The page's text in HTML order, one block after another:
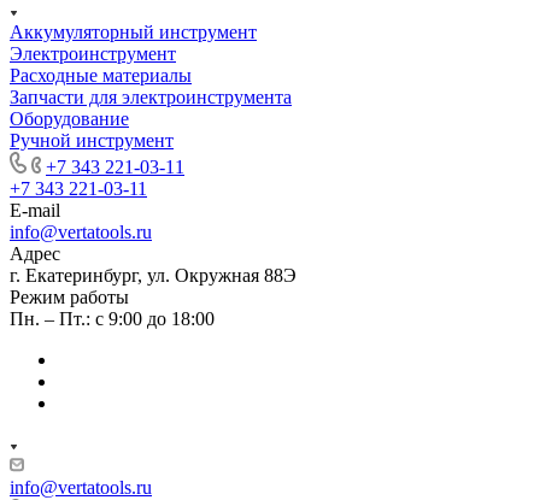
Аккумуляторный инструмент
Электроинструмент
Расходные материалы
Запчасти для электроинструмента
Оборудование
Ручной инструмент
+7 343 221-03-11
+7 343 221-03-11
E-mail
info@vertatools.ru
Адрес
г. Екатеринбург, ул. Окружная 88Э
Режим работы
Пн. – Пт.: с 9:00 до 18:00
info@vertatools.ru